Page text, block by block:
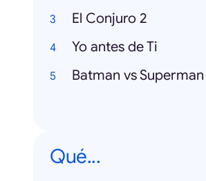
El Conjuro 2
Yo antes de Ti
Batman vs Superman
Qué...